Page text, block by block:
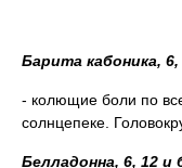
Барита кабоника, 6,
- колющие боли по
солнцепеке.
Белладонна, 6, 12 и